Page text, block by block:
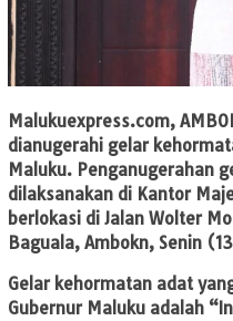
Malukuexpress.com,
dianugerahi gelar
Maluku. Penganugerahan
dilaksanakan di Kantor
berlokasi di Jalan Wolter
Baguala, Ambokn, Senin
Gelar kehormatan adat
Gubernur Maluku adalah